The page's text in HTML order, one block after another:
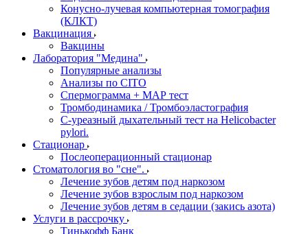
Конусно-лучевая компьютерная томография
(КЛКТ)
Вакцинация
Вакцины
Лаборатория "Медина"
Популярные анализы
Анализы по CITO
Спермограмма + МАР тест
Тромбодинамика / Тромбоэластография
С-уреазный дыхательный тест на Helicobacter
pylori.
Стационар
Послеоперационный стационар
Стоматология во "сне".
Лечение зубов детям под наркозом
Лечение зубов взрослым под наркозом
Лечение зубов детям в седации (закись азота)
Услуги в рассрочку
Тинькофф Банк